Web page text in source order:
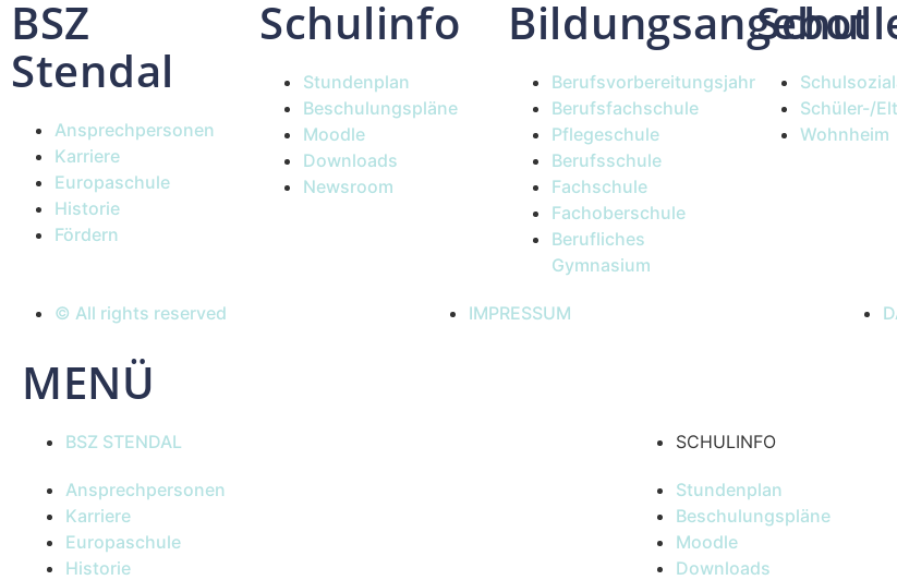
BSZ
Stendal
Ansprechpersonen
Karriere
Europaschule
Historie
Fördern
Schulinfo
Stundenplan
Beschulungspläne
Moodle
Downloads
Newsroom
Bildungsangebot
Berufsvorbereitungsjahr
Berufsfachschule
Pflegeschule
Berufsschule
Fachschule
Fachoberschule
Berufliches
Gymnasium
Schüler-/
Wohnheim
© All rights reserved IMPRESSUM
MENÜ
BSZ STENDAL
Ansprechpersonen
Karriere
Europaschule
Historie
SCHULINFO
Stundenplan
Beschulungspläne
Moodle
Downloads